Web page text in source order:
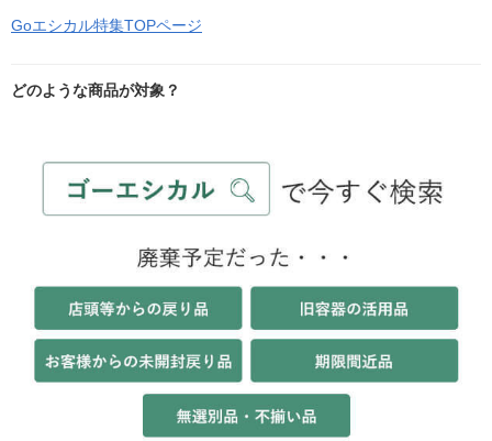
Goエシカル特集TOPページ
どのような商品が対象？